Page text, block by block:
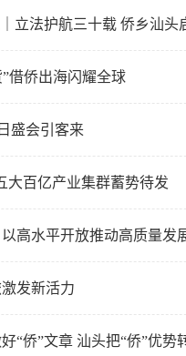
立法护航三十载 侨乡汕头
”借侨出海闪耀全球
盛会引客来
大百亿产业集群蓄势待发
高水平开放推动高质量发
发新活力
“侨”文章 汕头把“侨”优